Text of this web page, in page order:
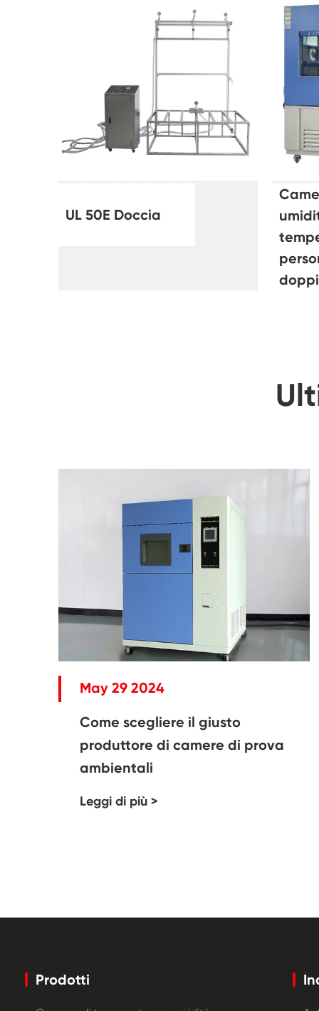
UL 50E Doccia
May 29 2024
Come scegliere il giusto
produttore di camere di prova
ambientali
Leggi di più >
Prodotti